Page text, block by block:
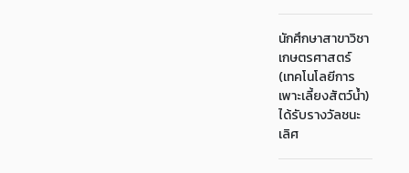
นักศึกษาสาขาวิชา
เกษตรศาสตร์
(เทคโนโลยีการ
เพาะเลี้ยงสัตว์น้ำ)
ได้รับรางวัลชนะ
เลิศ